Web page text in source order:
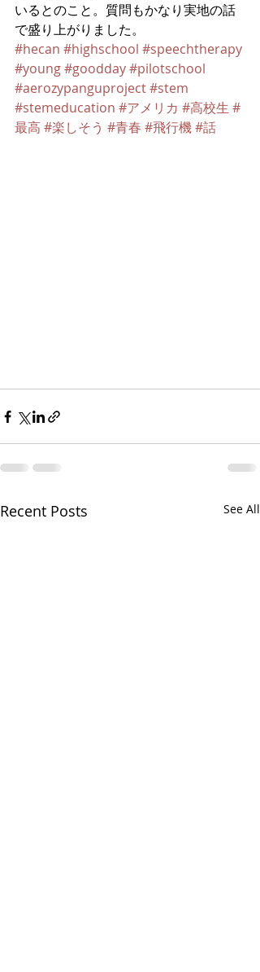
いるとのこと。質問もかなり実地の話
で盛り上がりました。
#hecan #highschool #speechtherapy
#young#goodday#pilotschool
#aerozypanguproject#stem
#stemeducation #アメリカ #高校生 #
最高 #楽しそう #青春 #飛行機#話
Recent Posts See All